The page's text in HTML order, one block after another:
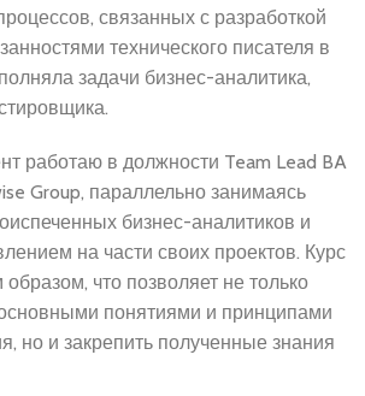
связанных с разработкой
технического писателя в
задачи бизнес-аналитика,
работаю в должности Team Lead BA
Group, параллельно занимаясь
бизнес-аналитиков и
на части своих проектов. Курс
образом, что позволяет не только
понятиями и принципами
но и закрепить полученные знания